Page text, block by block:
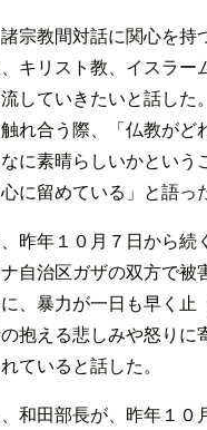
宗教間対話に関心を持
キリスト教、イスラ
していきたいと話し
れ合う際、「仏教が
に素晴らしいかという
に留めている」と語っ
昨年１０月７日から続
自治区ガザの双方で
、暴力が一日も早く
抱える悲しみや怒り
ていると話した。
和田部長が、昨年１０